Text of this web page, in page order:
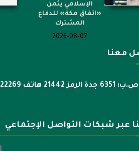
الإسلامي يثمن
«اتفاق مكة» للدفاع
المشترك
2026-08-07
معنا
عبر شبكات التواصل الإجتماعي